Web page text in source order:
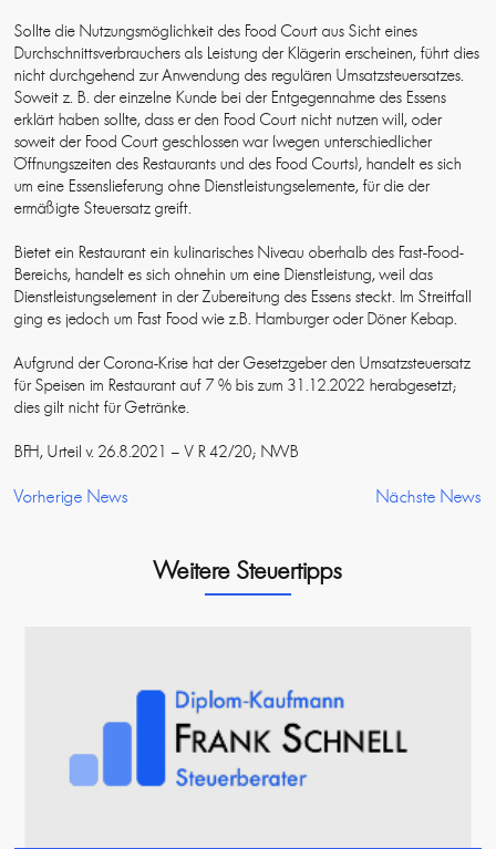
Sollte die Nutzungsmöglichkeit des Food Court aus Sicht eines
Durchschnittsverbrauchers als Leistung der Klägerin erscheinen, führt dies
nicht durchgehend zur Anwendung des regulären Umsatzsteuersatzes.
Soweit z. B. der einzelne Kunde bei der Entgegennahme des Essens
erklärt haben sollte, dass er den Food Court nicht nutzen will, oder
soweit der Food Court geschlossen war (wegen unterschiedlicher
Öffnungszeiten des Restaurants und des Food Courts), handelt es sich
um eine Essenslieferung ohne Dienstleistungselemente, für die der
ermäßigte Steuersatz greift.
Bietet ein Restaurant ein kulinarisches Niveau oberhalb des Fast-Food-
Bereichs, handelt es sich ohnehin um eine Dienstleistung, weil das
Dienstleistungselement in der Zubereitung des Essens steckt. Im Streitfall
ging es jedoch um Fast Food wie z.B. Hamburger oder Döner Kebap.
Aufgrund der Corona-Krise hat der Gesetzgeber den Umsatzsteuersatz
für Speisen im Restaurant auf 7 % bis zum 31.12.2022 herabgesetzt;
dies gilt nicht für Getränke.
BFH, Urteil v. 26.8.2021 – V R 42/20; NWB
Vorherige News Nächste News
Weitere Steuertipps